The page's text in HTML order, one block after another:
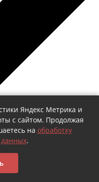
для молотка и
59 х 93х 40
0.1 кг
Яндекс Метрика и
с сайтом. Продолжая
на обработку
.